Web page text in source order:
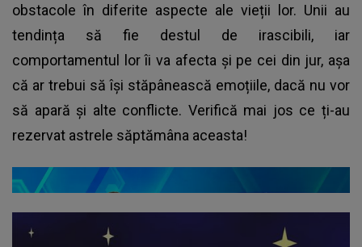
obstacole în diferite aspecte ale vieții lor. Unii au
tendința să fie destul de irascibili, iar
comportamentul lor îi va afecta și pe cei din jur, așa
că ar trebui să își stăpânească emoțiile, dacă nu vor
să apară și alte conflicte. Verifică mai jos ce ți-au
rezervat astrele săptămâna aceasta!